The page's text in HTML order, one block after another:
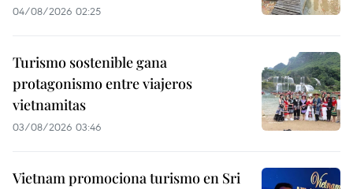
04/08/2026 02:25
Turismo sostenible gana
protagonismo entre viajeros
vietnamitas
03/08/2026 03:46
Vietnam promociona turismo en Sri